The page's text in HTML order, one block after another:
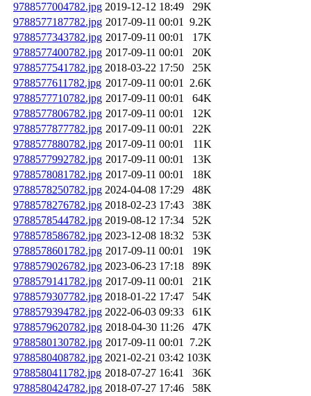
9788577004782.jpg 2019-12-12 18:49
29K
9788577187782.jpg 2017-09-11 00:01 9.2K
9788577343782.jpg 2017-09-11 00:01
17K
9788577400782.jpg 2017-09-11 00:01
20K
9788577541782.jpg 2018-03-22 17:50
25K
9788577611782.jpg 2017-09-11 00:01 2.6K
9788577710782.jpg 2017-09-11 00:01
64K
9788577806782.jpg 2017-09-11 00:01
12K
9788577877782.jpg 2017-09-11 00:01
22K
9788577880782.jpg 2017-09-11 00:01
11K
9788577992782.jpg 2017-09-11 00:01
13K
9788578081782.jpg 2017-09-11 00:01
18K
9788578250782.jpg 2024-04-08 17:29
48K
9788578276782.jpg 2018-02-23 17:43
38K
9788578544782.jpg 2019-08-12 17:34
52K
9788578586782.jpg 2023-12-08 18:32
53K
9788578601782.jpg 2017-09-11 00:01
19K
9788579026782.jpg 2023-06-23 17:18
89K
9788579141782.jpg 2017-09-11 00:01
21K
9788579307782.jpg 2018-01-22 17:47
54K
9788579394782.jpg 2022-06-03 09:33
61K
9788579620782.jpg 2018-04-30 11:26
47K
9788580130782.jpg 2017-09-11 00:01 7.2K
9788580408782.jpg 2021-02-21 03:42 103K
9788580411782.jpg 2018-07-27 16:41
36K
9788580424782.jpg 2018-07-27 17:46
58K